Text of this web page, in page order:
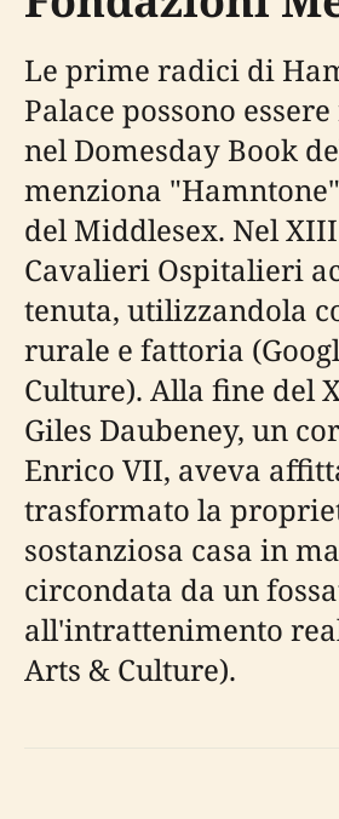
Le prime radici di
Palace possono
nel Domesday Book
menziona
del Middlesex. Nel
Cavalieri Ospitalieri
tenuta, utilizzandola
rurale e fattoria
Culture). Alla fine del
Giles Daubeney, un
Enrico VII, aveva
trasformato la
sostanziosa casa in
circondata da un
all'intrattenimento
Arts & Culture).